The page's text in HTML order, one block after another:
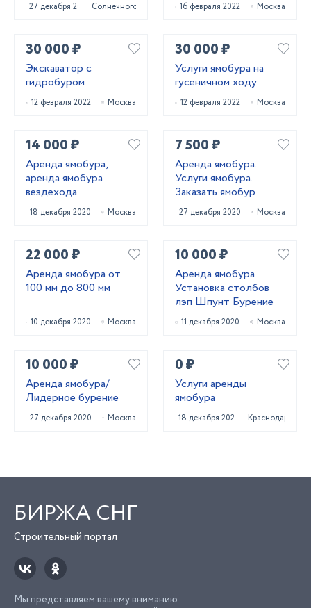
27 декабря 2020 Солнечногорск 16 февраля 2022 Москва
30 000 ₽
Экскаватор с
гидробуром
12 февраля 2022 Москва
30 000 ₽
Услуги ямобура на
гусеничном ходу
12 февраля 2022 Москва
14 000 ₽
Аренда ямобура,
аренда ямобура
вездехода
18 декабря 2020 Москва
7 500 ₽
Аренда ямобура.
Услуги ямобура.
Заказать ямобур
27 декабря 2020 Москва
22 000 ₽
Аренда ямобура от
100 мм до 800 мм
10 декабря 2020 Москва
10 000 ₽
Аренда ямобура
Установка столбов
лэп Шпунт Бурение
11 декабря 2020 Москва
10 000 ₽
Аренда ямобура/
Лидерное бурение
27 декабря 2020 Москва
0 ₽
Услуги аренды
ямобура
18 декабря 2022 Краснодар
БИРЖА СНГ
Строительный портал
Мы представляем вашему вниманию